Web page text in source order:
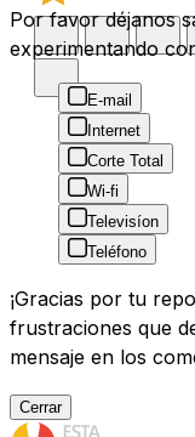
Por favor déjanos
experimentando
E-mail
Internet
Corte Total
Wi-fi
Televisíon
Teléfono
¡Gracias por tu
frustraciones que
mensaje en los
Cerrar